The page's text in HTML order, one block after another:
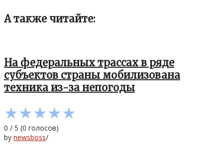
А также читайте:
На федеральных трассах в ряде
субъектов страны мобилизована
техника из-за непогоды
★★★★★
0 / 5 (0 голосов)
by newsboss/